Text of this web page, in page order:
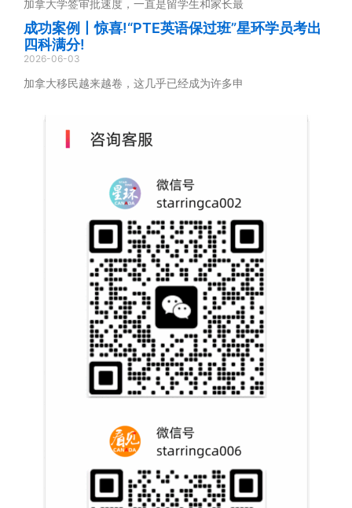
加拿大学签审批速度，一直是留学生和家长最
成功案例丨惊喜!“PTE英语保过班”星环学员考出
四科满分!
2026-06-03
加拿大移民越来越卷，这几乎已经成为许多申